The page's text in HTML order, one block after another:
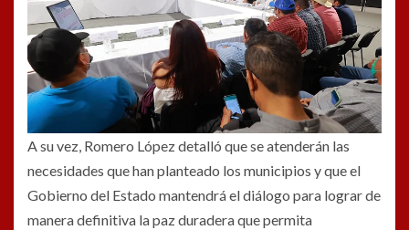
A su vez, Romero López detalló que se atenderán las
necesidades que han planteado los municipios y que el
Gobierno del Estado mantendrá el diálogo para lograr de
manera definitiva la paz duradera que permita